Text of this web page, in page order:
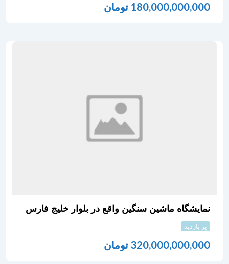
180,000,000,000 تومان
نمایشگاه ماشین سنگین واقع در بلوار خلیج فارس
پر بازدید
320,000,000,000 تومان